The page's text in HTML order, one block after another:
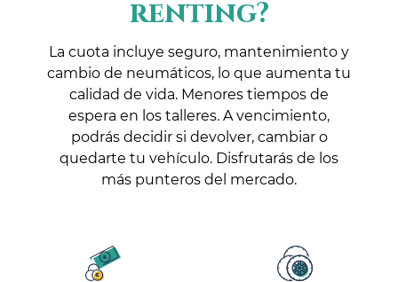
renting?
La cuota incluye seguro, mantenimiento y
cambio de neumáticos, lo que aumenta tu
calidad de vida. Menores tiempos de
espera en los talleres. A vencimiento,
podrás decidir si devolver, cambiar o
quedarte tu vehículo. Disfrutarás de los
más punteros del mercado.